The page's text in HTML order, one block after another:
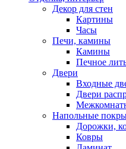
Декор для стен
Картины
Часы
Печи, камины
Камины
Печное
Двери
Входные
Двери
Напольные
Дорожки,
Ковры